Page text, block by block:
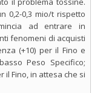
0,2-0,3 mio/t rispetto
ad entrare in
fenomeni di acquisti
(+10) per il Fino e
Peso Specifico;
il Fino, in attesa che si